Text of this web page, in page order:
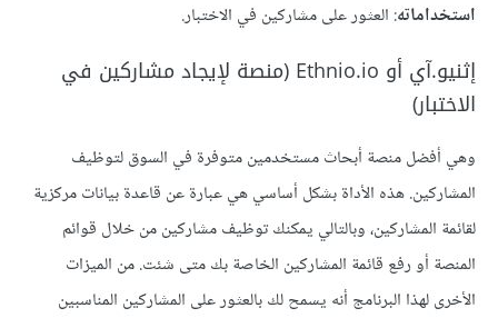
استخداماته: العثور على مشاركين في الاختبار.
إثنيو.آي أو Ethnio.io (منصة لإيجاد مشاركين في
الاختبار)
وهي أفضل منصة أبحاث مستخدمين متوفرة في السوق لتوظيف
المشاركين. هذه الأداة بشكل أساسي هي عبارة عن قاعدة بيانات مركزية
لقائمة المشاركين، وبالتالي يمكنك توظيف مشاركين من خلال قوائم
المنصة أو رفع قائمة المشاركين الخاصة بك متى شئت. من الميزات
الأخرى لهذا البرنامج أنه يسمح لك بالعثور على المشاركين المناسبين